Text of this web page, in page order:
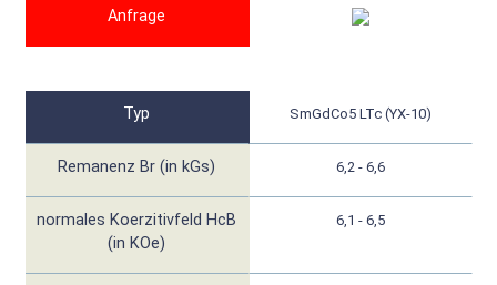
Anfrage
Typ SmGdCo5 LTc (YX-10)
Remanenz Br (in kGs) 6,2 - 6,6
normales Koerzitivfeld HcB
(in KOe)
6,1 - 6,5